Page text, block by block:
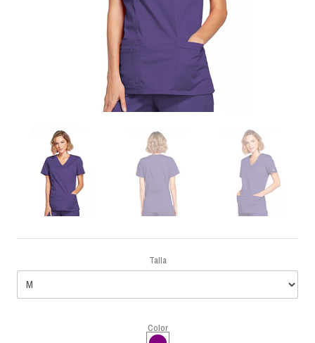
Talla
Color